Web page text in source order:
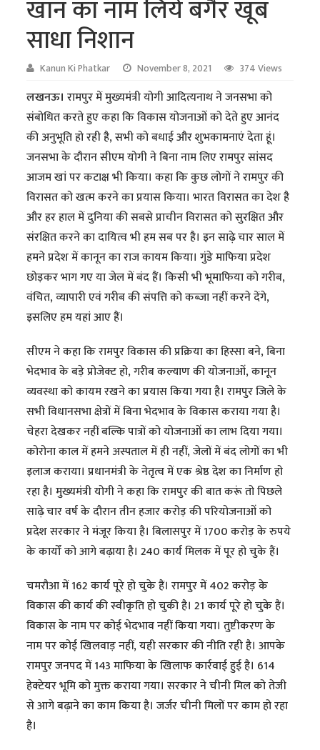
खान का नाम लिये बगैर खूब
साधा निशान
Kanun Ki Phatkar November 8, 2021 374 Views
लखनऊ। रामपुर में मुख्यमंत्री योगी आदित्यनाथ ने जनसभा को
संबोधित करते हुए कहा कि विकास योजनाओं को देते हुए आनंद
की अनुभूति हो रही है, सभी को बधाई और शुभकामनाएं देता हूं।
जनसभा के दौरान सीएम योगी ने बिना नाम लिए रामपुर सांसद
आजम खां पर कटाक्ष भी किया। कहा कि कुछ लोगों ने रामपुर की
विरासत को खत्म करने का प्रयास किया। भारत विरासत का देश है
और हर हाल में दुनिया की सबसे प्राचीन विरासत को सुरक्षित और
संरक्षित करने का दायित्व भी हम सब पर है। इन साढ़े चार साल में
हमने प्रदेश में कानून का राज कायम किया। गुंडे माफिया प्रदेश
छोड़कर भाग गए या जेल में बंद हैं। किसी भी भूमाफिया को गरीब,
वंचित, व्यापारी एवं गरीब की संपत्ति को कब्जा नहीं करने देंगे,
इसलिए हम यहां आए हैं।
सीएम ने कहा कि रामपुर विकास की प्रक्रिया का हिस्सा बने, बिना
भेदभाव के बड़े प्रोजेक्ट हो, गरीब कल्याण की योजनाओं, कानून
व्यवस्था को कायम रखने का प्रयास किया गया है। रामपुर जिले के
सभी विधानसभा क्षेत्रों में बिना भेदभाव के विकास कराया गया है।
चेहरा देखकर नहीं बल्कि पात्रों को योजनाओं का लाभ दिया गया।
कोरोना काल में हमने अस्पताल में ही नहीं, जेलों में बंद लोगों का भी
इलाज कराया। प्रधानमंत्री के नेतृत्व में एक श्रेष्ठ देश का निर्माण हो
रहा है। मुख्यमंत्री योगी ने कहा कि रामपुर की बात करूं तो पिछले
साढ़े चार वर्ष के दौरान तीन हजार करोड़ की परियोजनाओं को
प्रदेश सरकार ने मंजूर किया है। बिलासपुर में 1700 करोड़ के रुपये
के कार्यों को आगे बढ़ाया है। 240 कार्य मिलक में पूर हो चुके हैं।
चमरौआ में 162 कार्य पूरे हो चुके हैं। रामपुर में 402 करोड़ के
विकास की कार्य की स्वीकृति हो चुकी है। 21 कार्य पूरे हो चुके हैं।
विकास के नाम पर कोई भेदभाव नहीं किया गया। तुष्टीकरण के
नाम पर कोई खिलवाड़ नहीं, यही सरकार की नीति रही है। आपके
रामपुर जनपद में 143 माफिया के खिलाफ कार्रवाई हुई है। 614
हेक्टेयर भूमि को मुक्त कराया गया। सरकार ने चीनी मिल को तेजी
से आगे बढ़ाने का काम किया है। जर्जर चीनी मिलों पर काम हो रहा
है।